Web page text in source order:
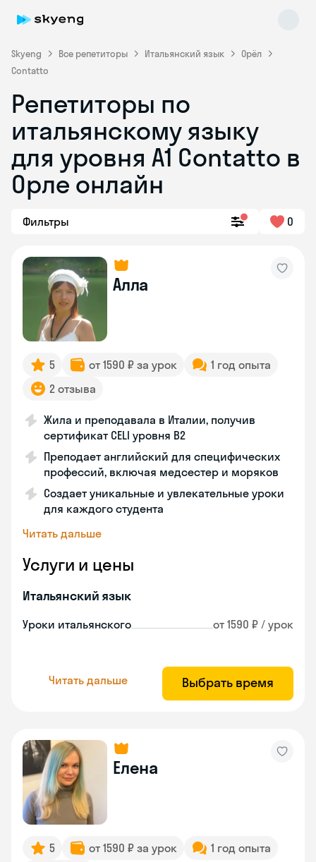
Skyeng Все репетиторы Итальянский язык
Орёл
Contatto
Репетиторы по
итальянскому языку
для уровня А1 Contatto в
Орле онлайн
Фильтры 0
Алла
5 от 1590 ₽ за урок
1 год опыта
2 отзыва
Жила и преподавала в Италии, получив
сертификат CELI уровня В2
Преподает английский для специфических
профессий, включая медсестер и моряков
Создает уникальные и увлекательные уроки
для каждого студента
Читать дальше
Услуги и цены
Итальянский язык
Уроки итальянского от 1590 ₽ / урок
Читать дальше Выбрать время
Елена
5 от 1590 ₽ за урок
1 год опыта
Skyeng Chat